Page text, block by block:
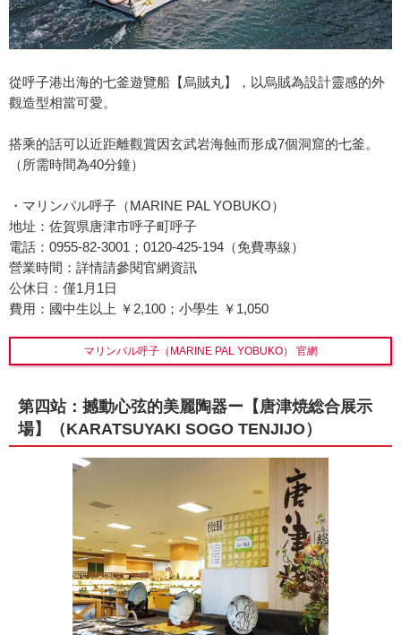
從呼子港出海的七釜遊覽船【烏賊丸】，以烏賊為設計靈感的外
觀造型相當可愛。
搭乘的話可以近距離觀賞因玄武岩海蝕而形成7個洞窟的七釜。
（所需時間為40分鐘）
・マリンパル呼子（MARINE PAL YOBUKO）
地址：佐賀県唐津市呼子町呼子
電話：0955-82-3001；0120-425-194（免費專線）
營業時間：詳情請參閱官網資訊
公休日：僅1月1日
費用：國中生以上 ￥2,100；小學生 ￥1,050
マリンパル呼子（MARINE PAL YOBUKO） 官網
第四站：撼動心弦的美麗陶器ー【唐津焼総合展示
場】（KARATSUYAKI SOGO TENJIJO）